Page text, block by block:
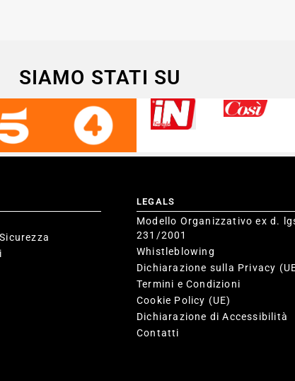
SIAMO STATI SU
LEGALS
Modello Organizzativo ex d.
231/2001
Whistleblowing
Dichiarazione sulla Privacy
Termini e Condizioni
Cookie Policy (UE)
Dichiarazione di Accessibilità
Contatti